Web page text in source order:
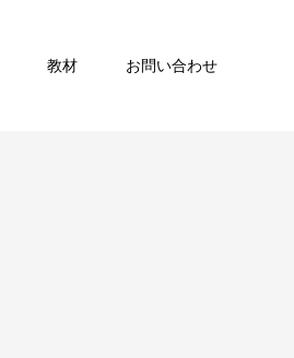
教材 お問い合わせ